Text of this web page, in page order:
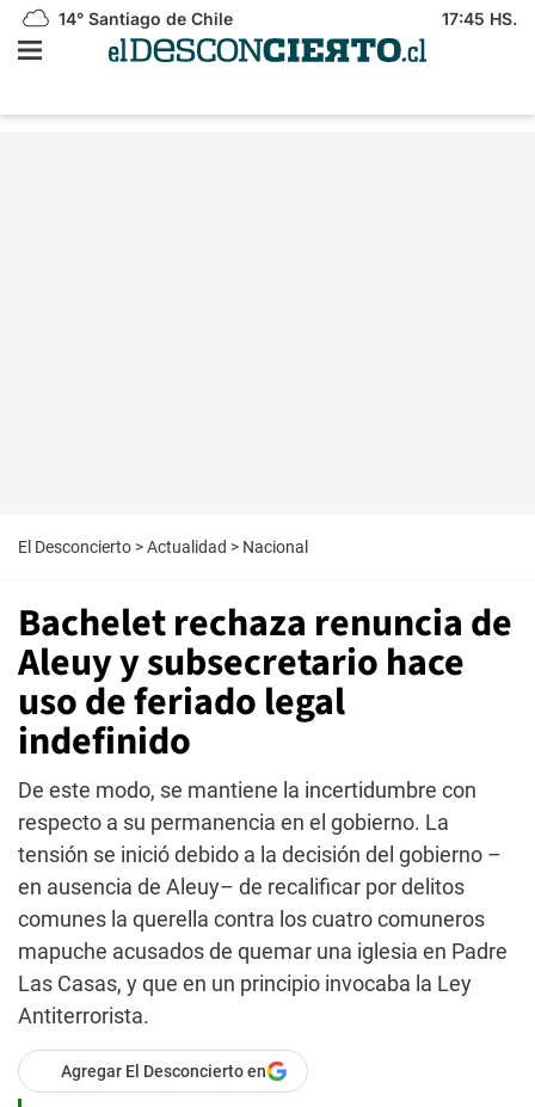
14° Santiago de Chile 17:45 HS.
El Desconcierto >Actualidad > Nacional
Bachelet rechaza renuncia de
Aleuy y subsecretario hace
uso de feriado legal
indefinido
De este modo, se mantiene la incertidumbre con
respecto a su permanencia en el gobierno. La
tensión se inició debido a la decisión del gobierno –
en ausencia de Aleuy– de recalificar por delitos
comunes la querella contra los cuatro comuneros
mapuche acusados de quemar una iglesia en Padre
Las Casas, y que en un principio invocaba la Ley
Antiterrorista.
Agregar El Desconcierto en